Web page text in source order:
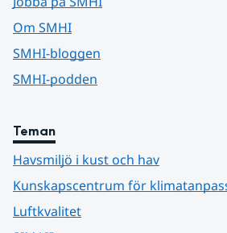
Om SMHI
SMHI-bloggen
SMHI-podden
Teman
Havsmiljö i kust och hav
Kunskapscentrum för
Luftkvalitet